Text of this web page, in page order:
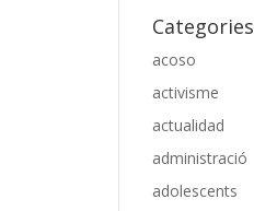
Categories
acoso
activisme
actualidad
administració
adolescents